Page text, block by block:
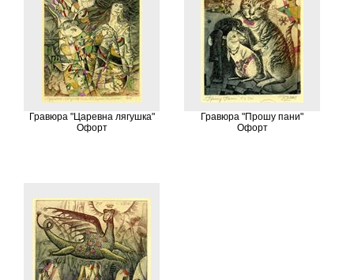
Гравюра "Царевна лягушка"
Офорт
Гравюра "Прошу пани"
Офорт